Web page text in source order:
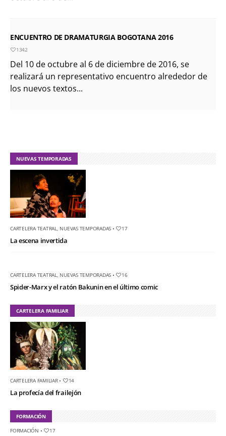
ENCUENTRO DE DRAMATURGIA BOGOTANA 2016
1342
Del 10 de octubre al 6 de diciembre de 2016, se
realizará un representativo encuentro alrededor de
los nuevos textos...
NUEVAS TEMPORADAS
CARTELERA TEATRAL NUEVAS TEMPORADAS • 17
La escena invertida
CARTELERA TEATRAL NUEVAS TEMPORADAS • 16
Spider-Marx y el ratón Bakunin en el último comic
CARTELERA FAMILIAR
CARTELERA FAMILIAR• 14
La profecía del frailejón
FORMACIÓN
FORMACIÓN • 17